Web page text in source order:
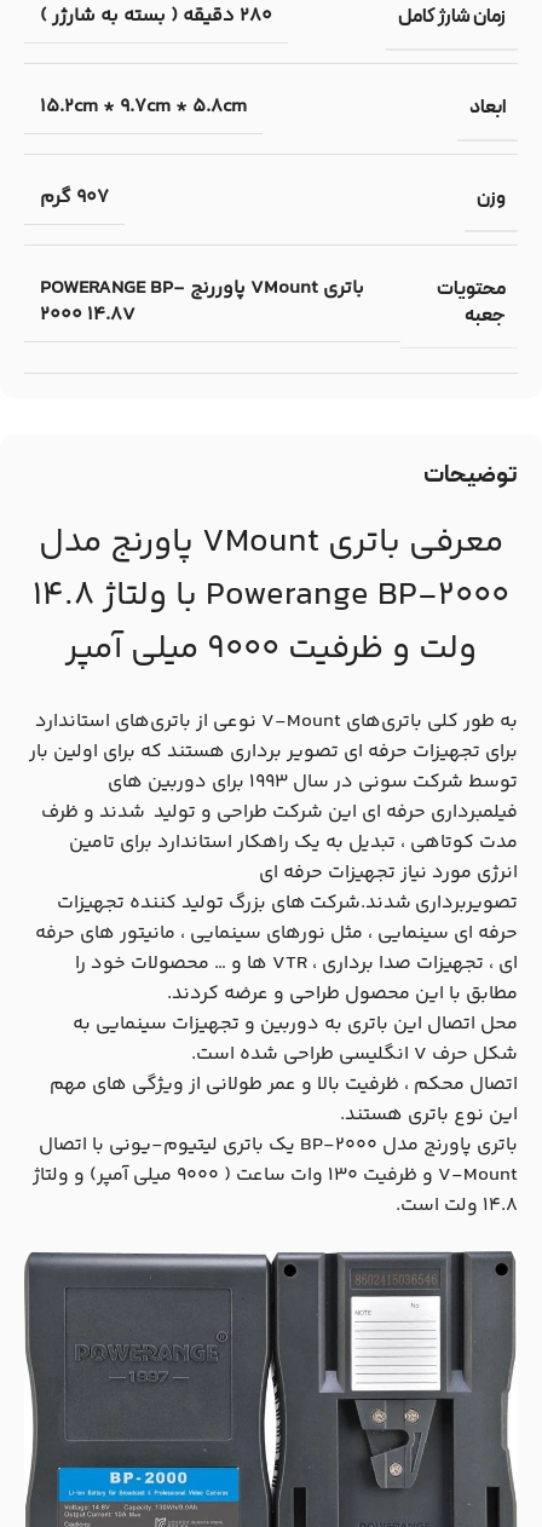
توضیحات
معرفی باتری VMount پاورنج مدل
Powerange BP-2000 با ولتاژ 14.8
ولت و ظرفیت 9000 میلی آمپر
به طور کلی باتری‌های V-Mount نوعی از باتری‌های استاندارد
برای تجهیزات حرفه ای تصویر برداری هستند که برای اولین بار
توسط شرکت سونی در سال ۱۹۹۳ برای دوربین های
فیلمبرداری حرفه ای این شرکت طراحی و تولید شدند و ظرف
مدت کوتاهی ، تبدیل به یک راهکار استاندارد برای تامین
انرژی مورد نیاز تجهیزات حرفه ای
تصویربرداری شدند.شرکت های بزرگ تولید کننده تجهیزات
حرفه ای سینمایی ، مثل نورهای سینمایی ، مانیتور های حرفه
ای ، تجهیزات صدا برداری ، VTR ها و … محصولات خود را
مطابق با این محصول طراحی و عرضه کردند.
محل اتصال این باتری به دوربین و تجهیزات سینمایی به
شکل حرف V انگلیسی طراحی شده است.
اتصال محکم ، ظرفیت بالا و عمر طولانی از ویژگی های مهم
این نوع باتری هستند.
باتری پاورنج مدل BP-2000 یک باتری لیتیوم-یونی با اتصال
V-Mount و ظرفیت 130 وات ساعت ( 9000 میلی آمپر) و ولتاژ
14.8 ولت است.
زمان شارژ کامل 280 دقیقه ( بسته به شارژر )
ابعاد 15.2cm * 9.7cm * 5.8cm
وزن 907 گرم
محتویات
جعبه
باتری VMount پاوررنج POWERANGE BP-
2000 14.8V